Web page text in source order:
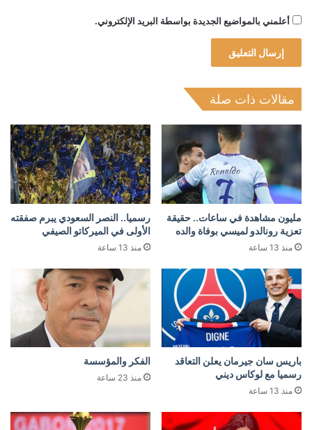
أعلمني بالمواضيع الجديدة بواسطة البريد الإلكتروني.
مقالات ذات صلة
مليون مشاهدة في ساعات.. حقيقة
تعزية رونالدو لميسي بوفاة والده
منذ 13 ساعة
رسميا.. النصر السعودي يبرم صفقته
الأولى في الميركاتو الصيفي
منذ 13 ساعة
باريس سان جيرمان يعلن التعاقد
رسميا مع لوكاس ديني
منذ 13 ساعة
الفكر والمؤسسة
منذ 23 ساعة